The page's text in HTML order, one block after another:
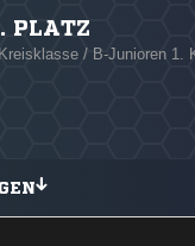
PLATZ
/ B-Junioren 1.